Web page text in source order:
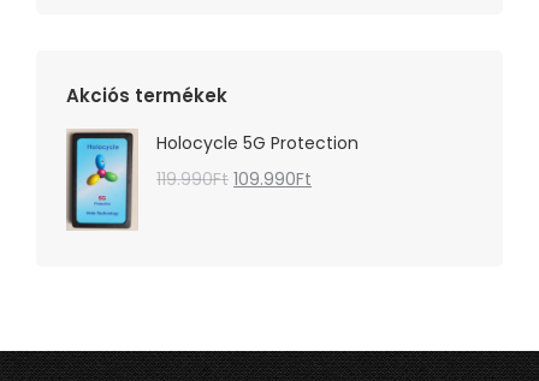
Akciós termékek
Holocycle 5G Protection
119.990Ft Original
109.990Ft